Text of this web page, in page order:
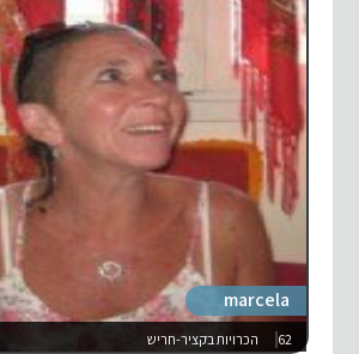
marcela
62 הכרויות בקציר-חריש